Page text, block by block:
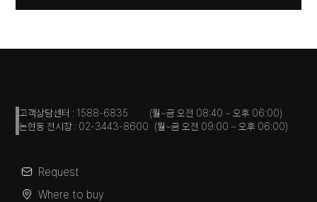
고객상담센터 : 1588-6835 (월~금 오전 08:40 ~ 오후 06:00)
논현동 전시장 : 02-3443-8600 (월~금 오전 09:00 ~ 오후 06:00)
Request
Where to buy